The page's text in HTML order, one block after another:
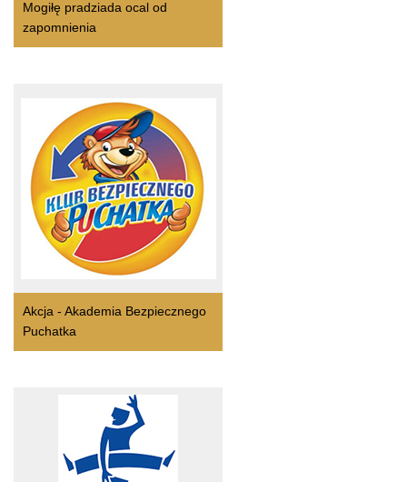
Mogiłę pradziada ocal od
zapomnienia
Akcja - Akademia Bezpiecznego
Puchatka